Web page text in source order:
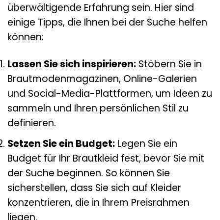
überwältigende Erfahrung sein. Hier sind
einige Tipps, die Ihnen bei der Suche helfen
können:
Lassen Sie sich inspirieren: Stöbern Sie in
Brautmodenmagazinen, Online-Galerien
und Social-Media-Plattformen, um Ideen zu
sammeln und Ihren persönlichen Stil zu
definieren.
Setzen Sie ein Budget: Legen Sie ein
Budget für Ihr Brautkleid fest, bevor Sie mit
der Suche beginnen. So können Sie
sicherstellen, dass Sie sich auf Kleider
konzentrieren, die in Ihrem Preisrahmen
liegen.